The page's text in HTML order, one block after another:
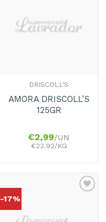
Favoritos
DRISCOLL'S
AMORA DRISCOLL’S
125GR
€2,99/UN
€23.92/KG
-17%
Favoritos